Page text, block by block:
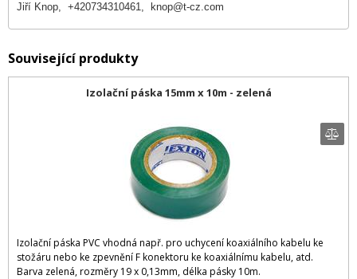
Jiří Knop, +420734310461,
knop@t-cz.com
Související produkty
Izolační páska 15mm x 10m - zelená
Izolační páska PVC vhodná např. pro uchycení koaxiálního kabelu ke
stožáru nebo ke zpevnění F konektoru ke koaxiálnímu kabelu, atd.
Barva zelená, rozměry 19 x 0,13mm, délka pásky 10m.